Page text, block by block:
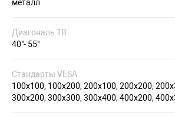
металл
Диагональ ТВ
40"- 55"
Стандарты VESA
100x100, 100х200, 200x100, 200x200,
300х200, 300x300, 300х400, 400x200,